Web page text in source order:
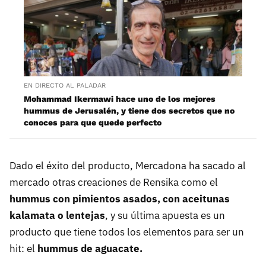
EN DIRECTO AL PALADAR
Mohammad Ikermawi hace uno de los mejores
hummus de Jerusalén, y tiene dos secretos que no
conoces para que quede perfecto
Dado el éxito del producto, Mercadona ha sacado al
mercado otras creaciones de Rensika como el
hummus con pimientos asados, con aceitunas
kalamata o lentejas, y su última apuesta es un
producto que tiene todos los elementos para ser un
hit: el hummus de aguacate.